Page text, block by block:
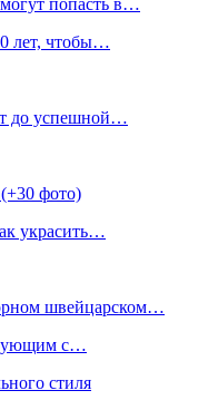
попасть в…
лет, чтобы…
до успешной…
фото)
украсить…
швейцарском…
с…
стиля